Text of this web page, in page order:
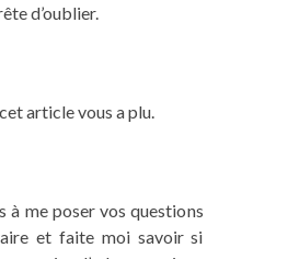
d’oublier.
cet article vous a plu.
à me poser vos questions
et faite moi savoir si